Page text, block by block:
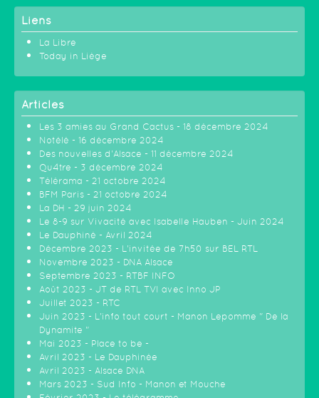
Liens
La Libre
Today in Liège
Articles
Les 3 amies au Grand Cactus - 18 décembre 2024
Notélé - 16 décembre 2024
Des nouvelles d'Alsace - 11 décembre 2024
Qu4tre - 3 décembre 2024
Télérama - 21 octobre 2024
BFM Paris - 21 octobre 2024
La DH - 29 juin 2024
Le 8-9 sur Vivacité avec Isabelle Hauben - Juin 2024
Le Dauphiné - Avril 2024
Décembre 2023 - L'invitée de 7h50 sur BEL RTL
Novembre 2023 - DNA Alsace
Septembre 2023 - RTBF INFO
Août 2023 - JT de RTL TVI avec Inno JP
Juillet 2023 - RTC
Juin 2023 - L'info tout court - Manon Lepomme " De la
Dynamite "
Mai 2023 - Place to be -
Avril 2023 - Le Dauphinée
Avril 2023 - Alsace DNA
Mars 2023 - Sud Info - Manon et Mouche